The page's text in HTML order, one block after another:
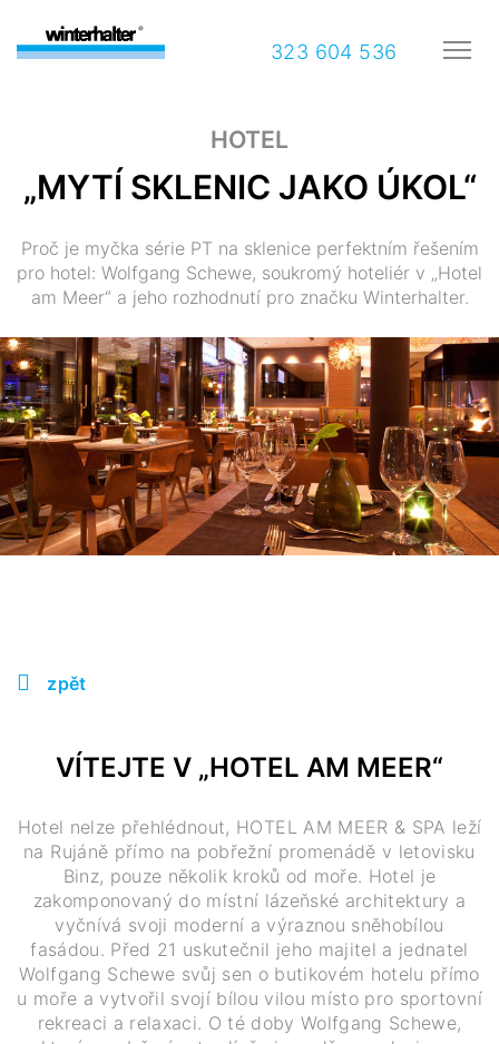
323 604 536
HOTEL
„MYTÍ SKLENIC JAKO ÚKOL“
Proč je myčka série PT na sklenice perfektním řešením
pro hotel: Wolfgang Schewe, soukromý hoteliér v „Hotel
am Meer“ a jeho rozhodnutí pro značku Winterhalter.
zpět
VÍTEJTE V „HOTEL AM MEER“
Hotel nelze přehlédnout, HOTEL AM MEER & SPA leží
na Rujáně přímo na pobřežní promenádě v letovisku
Binz, pouze několik kroků od moře. Hotel je
zakomponovaný do místní lázeňské architektury a
vyčnívá svoji moderní a výraznou sněhobílou
fasádou. Před 21 uskutečnil jeho majitel a jednatel
Wolfgang Schewe svůj sen o butikovém hotelu přímo
u moře a vytvořil svojí bílou vilou místo pro sportovní
rekreaci a relaxaci. O té doby Wolfgang Schewe,